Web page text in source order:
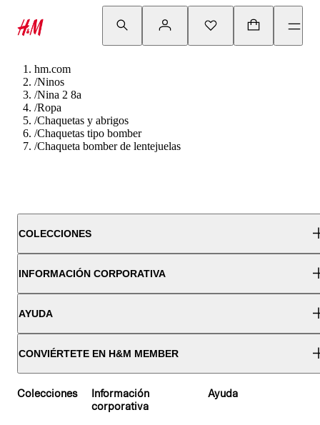
hm.com
/Ninos
/Nina 2 8a
/Ropa
/Chaquetas y abrigos
/Chaquetas tipo bomber
/Chaqueta bomber de lentejuelas
COLECCIONES
INFORMACIÓN CORPORATIVA
AYUDA
CONVIÉRTETE EN H&M MEMBER
Colecciones
Información
corporativa
Ayuda